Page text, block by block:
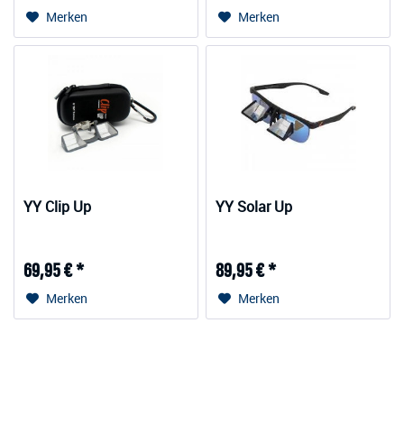
Merken Merken
YY Clip Up
69,95 € *
Merken
YY Solar Up
89,95 € *
Merken